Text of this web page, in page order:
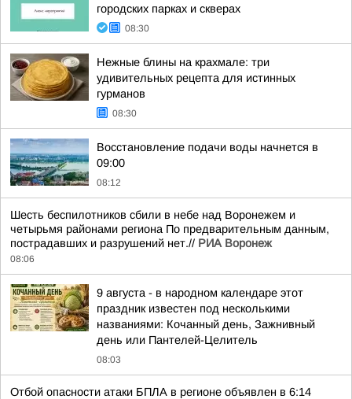
городских парках и скверах
08:30
Нежные блины на крахмале: три
удивительных рецепта для истинных
гурманов
08:30
Восстановление подачи воды начнется в
09:00
08:12
Шесть беспилотников сбили в небе над Воронежем и
четырьмя районами региона По предварительным данным,
пострадавших и разрушений нет.// РИА Воронеж
08:06
9 августа - в народном календаре этот
праздник известен под несколькими
названиями: Кочанный день, Зажнивный
день или Пантелей-Целитель
08:03
Отбой опасности атаки БПЛА в регионе объявлен в 6:14